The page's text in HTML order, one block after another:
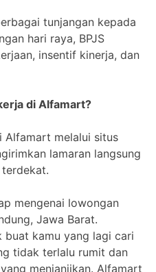
tunjangan kepada
hari raya, BPJS
insentif kinerja, dan
di Alfamart?
Alfamart melalui situs
lamaran langsung
mengenai lowongan
Jawa Barat.
kamu yang lagi cari
tidak terlalu rumit dan
menjanjikan. Alfamart